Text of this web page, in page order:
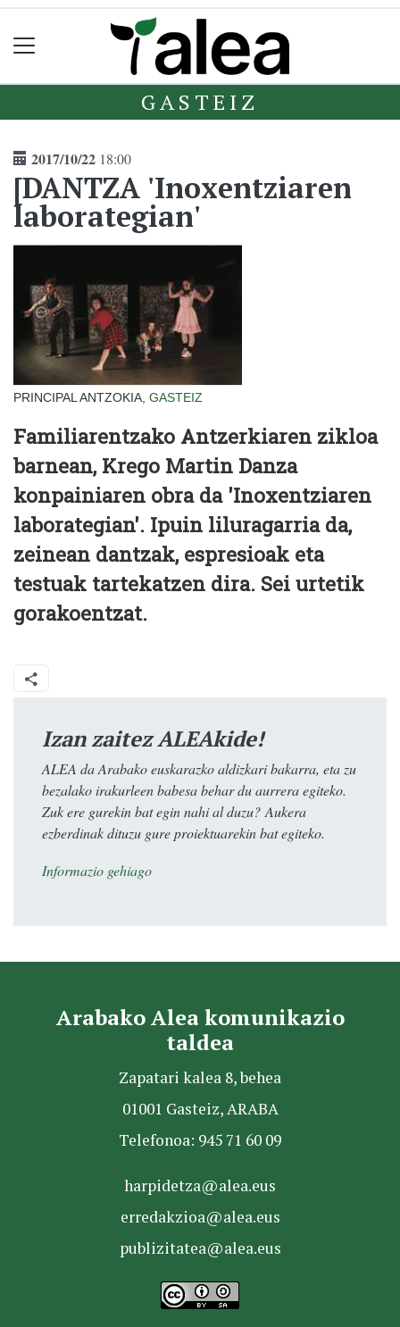
GASTEIZ
2017/10/22 18:00
[DANTZA 'Inoxentziaren
laborategian'
PRINCIPAL ANTZOKIA, GASTEIZ
Familiarentzako Antzerkiaren zikloa
barnean, Krego Martin Danza
konpainiaren obra da 'Inoxentziaren
laborategian'. Ipuin liluragarria da,
zeinean dantzak, espresioak eta
testuak tartekatzen dira. Sei urtetik
gorakoentzat.
Izan zaitez ALEAkide!
ALEA da Arabako euskarazko aldizkari bakarra, eta zu
bezalako irakurleen babesa behar du aurrera egiteko.
Zuk ere gurekin bat egin nahi al duzu? Aukera
ezberdinak dituzu gure proiektuarekin bat egiteko.
Informazio gehiago
Arabako Alea komunikazio
taldea
Zapatari kalea 8, behea
01001 Gasteiz, ARABA
Telefonoa: 945 71 60 09
harpidetza@alea.eus
erredakzioa@alea.eus
publizitatea@alea.eus